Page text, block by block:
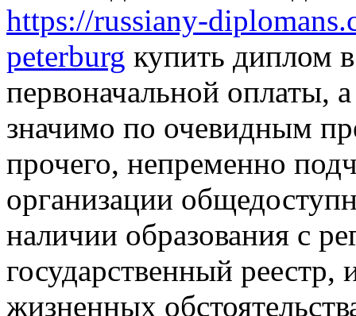
https://russiany-
peterburg купить диплом
первоначальной оплаты,
значимо по очевидным
прочего, непременно
организации
наличии образования с
государственный реестр,
жизненных